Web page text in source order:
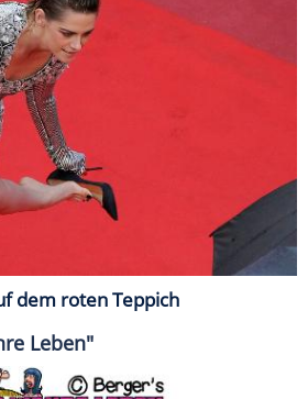
dem roten Teppich
Leben"